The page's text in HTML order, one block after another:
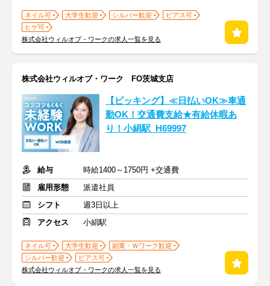
ネイル可 大学生歓迎 シルバー歓迎
ピアス可
ヒゲ可
株式会社ウィルオブ・ワークの求人一覧を見る
株式会社ウィルオブ・ワーク FO茨城支店
【ピッキング】≪日払いOK≫車通
勤OK！交通費支給★有給休暇あ
り！小絹駅_H69997
給与
時給1400～1750円 +交通費
雇用形態
派遣社員
シフト
週3日以上
アクセス
小絹駅
ネイル可 大学生歓迎
副業・Ｗワーク歓迎
シルバー歓迎
ピアス可
株式会社ウィルオブ・ワークの求人一覧を見る